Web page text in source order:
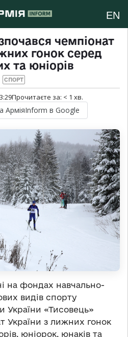
EN
чемпіонат
гонок серед
та юніорів
СПОРТ
Прочитаєте за: < 1 хв.
АрміяInform в Google
на фондах навчально-
видів спорту
України «Тисовець»
України з лижних гонок
юніорок, юнаків та